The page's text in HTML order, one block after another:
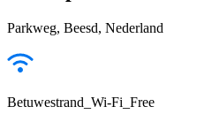
Parkweg, Beesd, Nederland
Betuwestrand_Wi-Fi_Free